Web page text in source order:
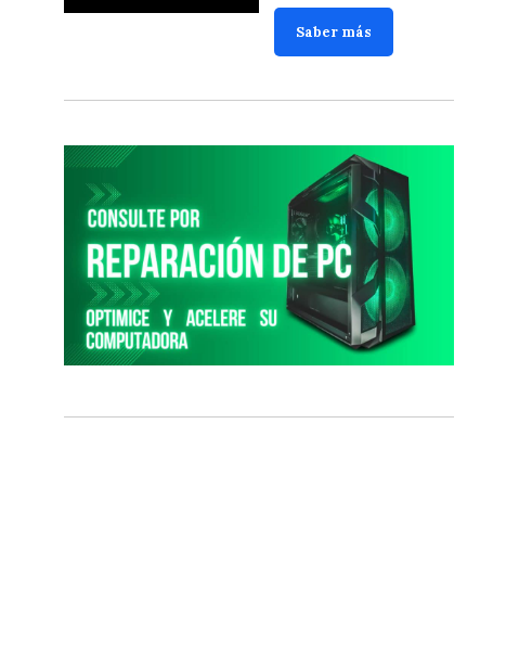
Saber más